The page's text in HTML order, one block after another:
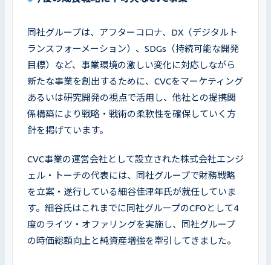
同社グループは、アフターコロナ、DX（デジタルト
ランスフォーメーション）、SDGs（持続可能な開発
目標）など、事業環境の激しい変化に対応しながら
新たな事業を創出するために、CVCをマーケティング
あるいは研究開発の視点で活用し、他社との提携関
係構築により戦略・戦術の柔軟性を確保していく方
針を掲げています。
CVC事業の運営会社として設立された株式会社エンジ
ェル・トーチの代表には、同社グループで財務戦略
を立案・遂行している細谷佳津年氏が就任していま
す。細谷氏はこれまでに同社グループのCFOとして4
度のライツ・オファリングを実施し、同社グループ
の時価総額向上と純資産増強を牽引してきました。